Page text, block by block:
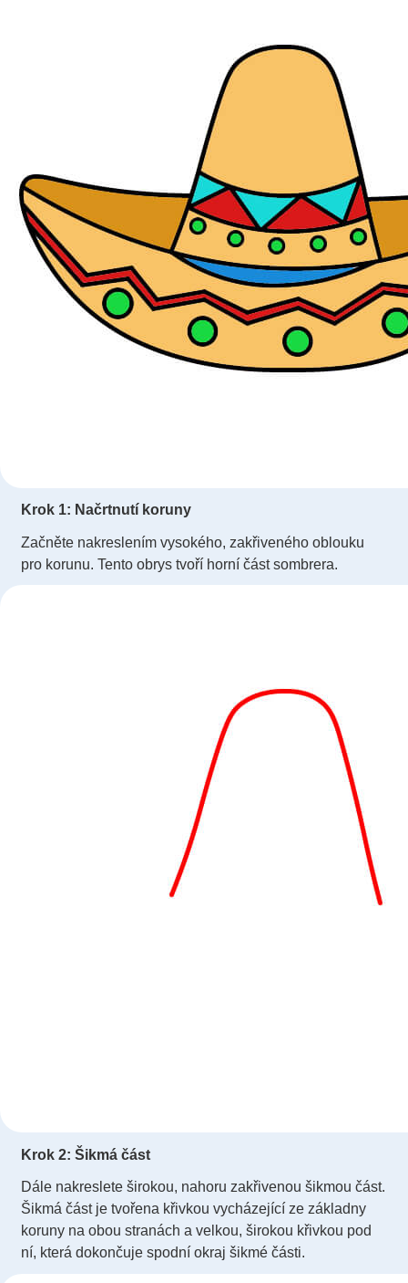
Krok 1: Načrtnutí koruny
Začněte nakreslením vysokého, zakřiveného oblouku
pro korunu. Tento obrys tvoří horní část sombrera.
Krok 2: Šikmá část
Dále nakreslete širokou, nahoru zakřivenou šikmou část.
Šikmá část je tvořena křivkou vycházející ze základny
koruny na obou stranách a velkou, širokou křivkou pod
ní, která dokončuje spodní okraj šikmé části.